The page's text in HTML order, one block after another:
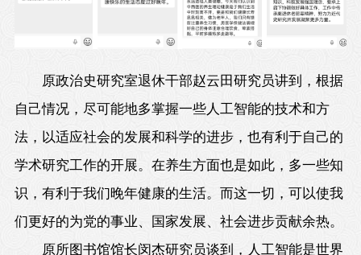
原政治史研究室退休干部赵云田研究员讲到，根据
自己情况，尽可能地多掌握一些人工智能的技术和方
法，以适应社会的发展和科学的进步，也有利于自己的
学术研究工作的开展。在养生方面也是如此，多一些知
识，有利于我们晚年健康的生活。而这一切，可以使我
们更好的为党的事业、国家发展、社会进步贡献余热。
原所图书馆馆长闵杰研究员谈到，人工智能是世界